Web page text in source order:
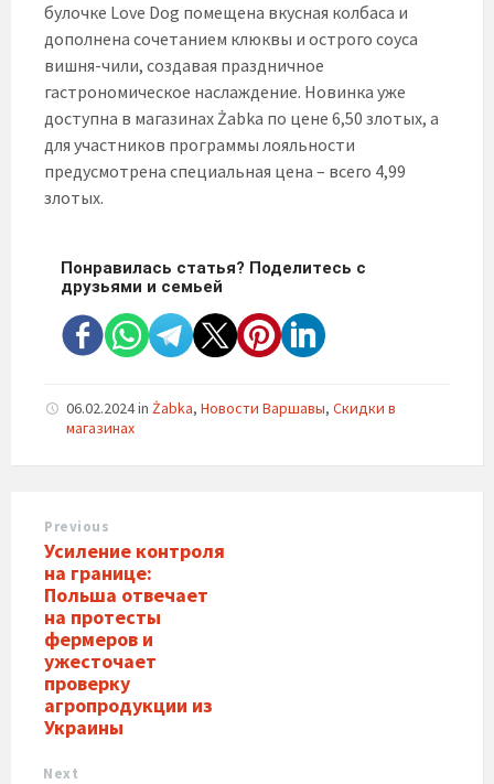
булочке Love Dog помещена вкусная колбаса и
дополнена сочетанием клюквы и острого соуса
вишня-чили, создавая праздничное
гастрономическое наслаждение. Новинка уже
доступна в магазинах Żabka по цене 6,50 злотых, а
для участников программы лояльности
предусмотрена специальная цена – всего 4,99
злотых.
Понравилась статья? Поделитесь с
друзьями и семьей
06.02.2024in Żabka, Новости Варшавы, Скидки в
магазинах
Previous
Усиление контроля
на границе:
Польша отвечает
на протесты
фермеров и
ужесточает
проверку
агропродукции из
Украины
Next